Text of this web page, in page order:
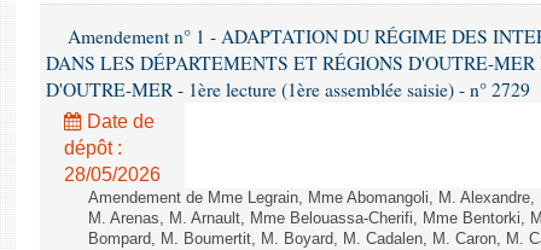
Amendement n° 1 - ADAPTATION DU RÉGIME DES
DANS LES DÉPARTEMENTS ET RÉGIONS D'OUTRE-
D'OUTRE-MER - 1ère lecture (1ère assemblée saisie) - n° 2729
Date de
dépôt :
28/05/2026
Amendement de Mme Legrain, Mme Abomangoli, M.
M. Arenas, M. Arnault, Mme Belouassa-Cherifi, Mme Bentorki,
Bompard, M. Boumertit, M. Boyard, M. Cadalen, M. Caron, M.